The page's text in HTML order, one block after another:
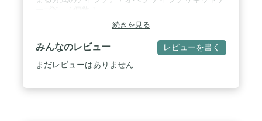
続きを見る
みんなのレビュー レビューを書く
まだレビューはありません